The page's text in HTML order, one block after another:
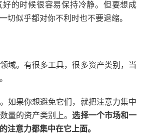
的时候很容易保持冷静。但要想成
切似乎都对你不利时也不要退缩。
域。有很多工具，很多资产类别，当
如果你想避免它们，就把注意力集中
量的资产类别上。 选择一个市场和一
注意力都集中在它上面。